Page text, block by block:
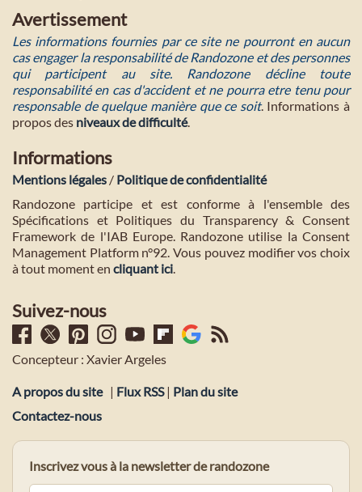
Avertissement
Les informations fournies par ce site ne pourront en aucun
cas engager la responsabilité de Randozone et des personnes
qui participent au site. Randozone décline toute
responsabilité en cas d'accident et ne pourra etre tenu pour
responsable de quelque manière que ce soit. Informations à
propos des niveaux de difficulté.
Informations
Mentions légales / Politique de confidentialité
Randozone participe et est conforme à l'ensemble des
Spécifications et Politiques du Transparency & Consent
Framework de l'IAB Europe. Randozone utilise la Consent
Management Platform n°92. Vous pouvez modifier vos choix
à tout moment en cliquant ici.
Suivez-nous
Concepteur : Xavier Argeles
A propos du site | Flux RSS| Plan du site
Contactez-nous
Inscrivez vous à la newsletter de randozone